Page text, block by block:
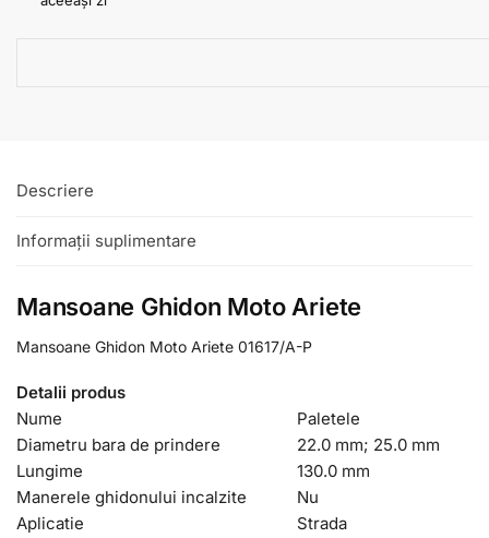
Descriere
Informații suplimentare
Mansoane Ghidon Moto Ariete
Mansoane Ghidon Moto Ariete 01617/A-P
Detalii produs
Nume
Paletele
Diametru bara de prindere
22.0 mm; 25.0 mm
Lungime
130.0 mm
Manerele ghidonului incalzite
Nu
Aplicatie
Strada